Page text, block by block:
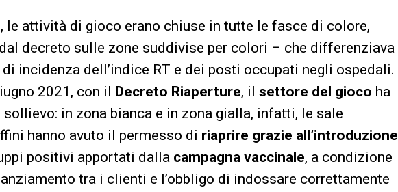
le attività di gioco erano chiuse in tutte le fasce di colore,
decreto sulle zone suddivise per colori – che differenziava
di incidenza dell’indice RT e dei posti occupati negli ospedali.
2021, con il
Decreto Riaperture, il settore del gioco ha
in zona bianca e in zona gialla, infatti, le sale
hanno avuto il permesso di riaprire grazie all’introduzione
positivi apportati dalla campagna vaccinale, a condizione
tra i clienti e l’obbligo di indossare correttamente